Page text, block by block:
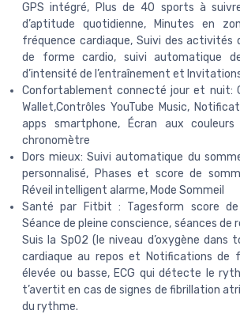
GPS intégré, Plus de 40 sports à
d’aptitude quotidienne, Minutes en
fréquence cardiaque, Suivi des activités
de forme cardio, suivi automatique
d’intensité de l’entraînement et
Confortablement connecté jour et nuit:
Wallet,Contrôles YouTube Music,
apps smartphone, Écran aux
chronomètre
Dors mieux: Suivi automatique du
personnalisé, Phases et score de
Réveil intelligent alarme, Mode Sommeil
Santé par Fitbit : Tagesform score
Séance de pleine conscience, séances de
Suis la SpO2 (le niveau d’oxygène dans
cardiaque au repos et Notifications de
élevée ou basse, ECG qui détecte le
t’avertit en cas de signes de fibrillation
du rythme.